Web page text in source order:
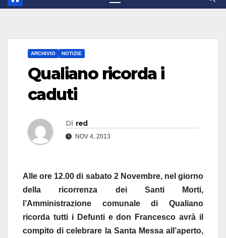
ARCHIVIO NOTIZIE
Qualiano ricorda i
caduti
Di red
NOV 4, 2013
Alle ore 12.00 di sabato 2 Novembre, nel giorno
della ricorrenza dei Santi Morti,
l’Amministrazione comunale di Qualiano
ricorda tutti i Defunti e don Francesco avrà il
compito di celebrare la Santa Messa all’aperto,